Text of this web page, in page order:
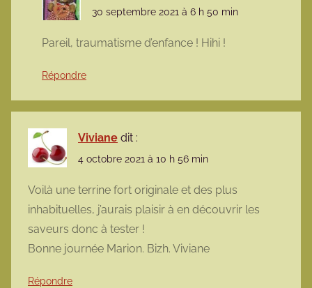
30 septembre 2021 à 6 h 50 min
Pareil, traumatisme d’enfance ! Hihi !
Répondre
Viviane dit :
4 octobre 2021 à 10 h 56 min
Voilà une terrine fort originale et des plus
inhabituelles, j’aurais plaisir à en découvrir les
saveurs donc à tester !
Bonne journée Marion. Bizh. Viviane
Répondre